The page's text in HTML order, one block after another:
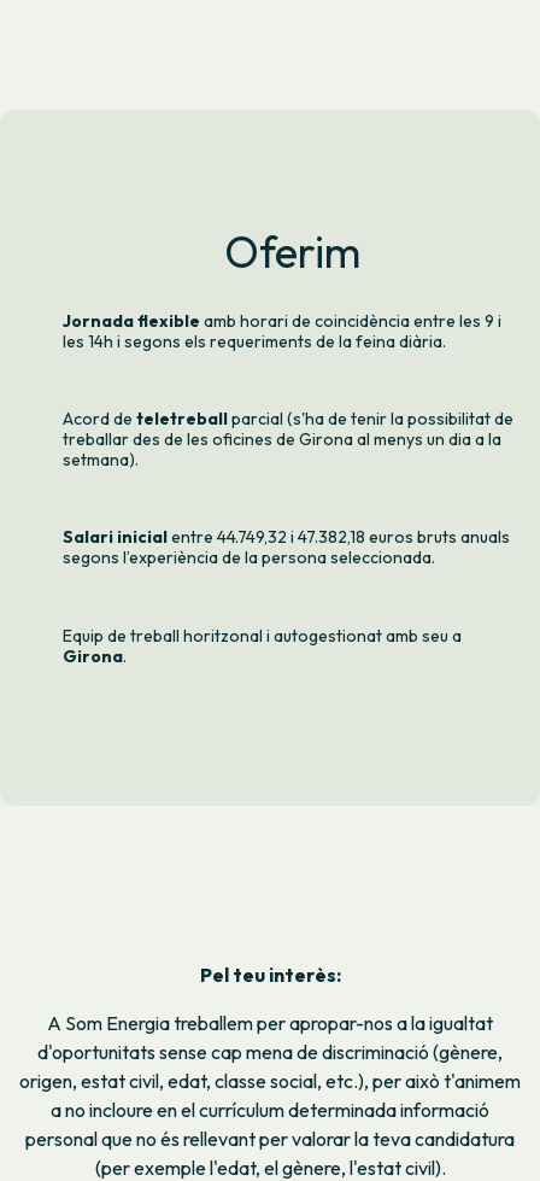
Oferim
Jornada flexible amb horari de coincidència entre les 9 i
les 14h i segons els requeriments de la feina diària.
Acord de teletreballparcial (s'ha de tenir la possibilitat de
treballar des de les oficines de Girona al menys un dia a la
setmana).
Salari inicialentre 44.749,32 i 47.382,18 euros bruts anuals
segons l’experiència de la persona seleccionada.
Equip de treball horitzonal i autogestionat amb seu a
Girona.
Pel teu interès:
A Som Energia treballem per apropar-nos a la igualtat
d'oportunitats sense cap mena de discriminació (gènere,
origen, estat civil, edat, classe social, etc.), per això t'animem
a no incloure en el currículum determinada informació
personal que no és rellevant per valorar la teva candidatura
(per exemple l'edat, el gènere, l'estat civil).